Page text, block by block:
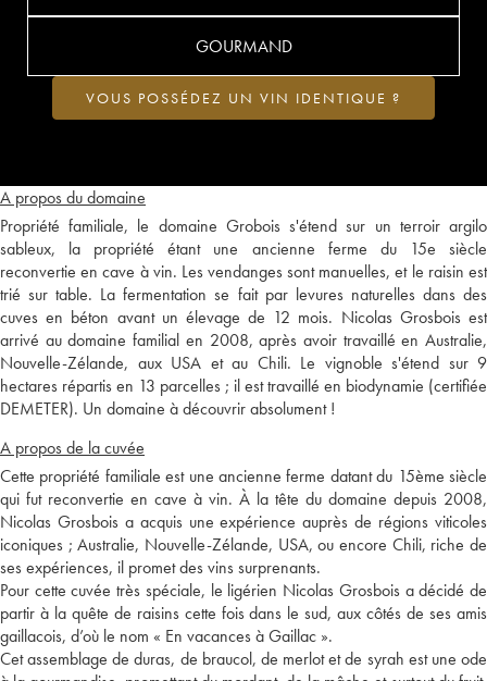
A propos du domaine
Propriété familiale, le domaine Grobois s'étend sur un terroir argilo
sableux, la propriété étant une ancienne ferme du 15e siècle
reconvertie en cave à vin. Les vendanges sont manuelles, et le raisin est
trié sur table. La fermentation se fait par levures naturelles dans des
cuves en béton avant un élevage de 12 mois. Nicolas Grosbois est
arrivé au domaine familial en 2008, après avoir travaillé en Australie,
Nouvelle-Zélande, aux USA et au Chili. Le vignoble s'étend sur 9
hectares répartis en 13 parcelles ; il est travaillé en biodynamie (certifiée
DEMETER). Un domaine à découvrir absolument !
A propos de la cuvée
Cette propriété familiale est une ancienne ferme datant du 15ème siècle
qui fut reconvertie en cave à vin. À la tête du domaine depuis 2008,
Nicolas Grosbois a acquis une expérience auprès de régions viticoles
iconiques ; Australie, Nouvelle-Zélande, USA, ou encore Chili, riche de
ses expériences, il promet des vins surprenants.
Pour cette cuvée très spéciale, le ligérien Nicolas Grosbois a décidé de
partir à la quête de raisins cette fois dans le sud, aux côtés de ses amis
gaillacois, d’où le nom « En vacances à Gaillac ».
Cet assemblage de duras, de braucol, de merlot et de syrah est une ode
GOURMAND
VOUS POSSÉDEZ UN VIN IDENTIQUE ?